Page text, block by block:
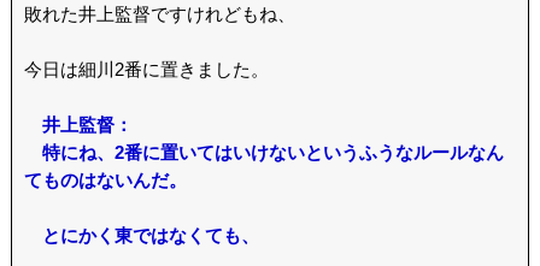
敗れた井上監督ですけれどもね、
今日は細川2番に置きました。
井上監督：
特にね、2番に置いてはいけないというふうなルールなん
てものはないんだ。
とにかく東ではなくても、